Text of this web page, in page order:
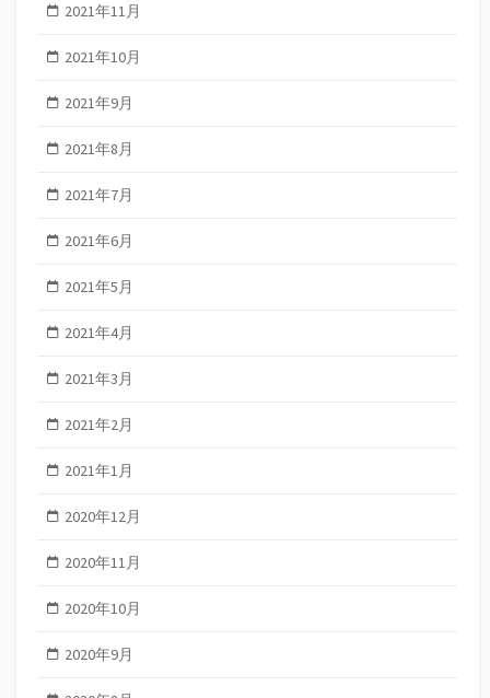
2021年11月
2021年10月
2021年9月
2021年8月
2021年7月
2021年6月
2021年5月
2021年4月
2021年3月
2021年2月
2021年1月
2020年12月
2020年11月
2020年10月
2020年9月